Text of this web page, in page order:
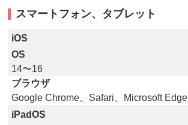
スマートフォン、タブレット
iOS
OS
14〜16
ブラウザ
Google Chrome、Safari、Microsoft Edge
iPadOS